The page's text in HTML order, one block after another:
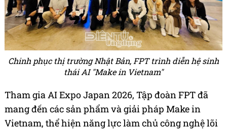
Chinh phục thị trường Nhật Bản, FPT trình diễn hệ sinh
thái AI "Make in Vietnam"
Tham gia AI Expo Japan 2026, Tập đoàn FPT đã
mang đến các sản phẩm và giải pháp Make in
Vietnam, thể hiện năng lực làm chủ công nghệ lõi